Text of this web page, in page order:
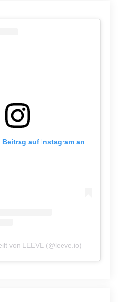
auf Instagram an
von LEEVE (@leeve.io)